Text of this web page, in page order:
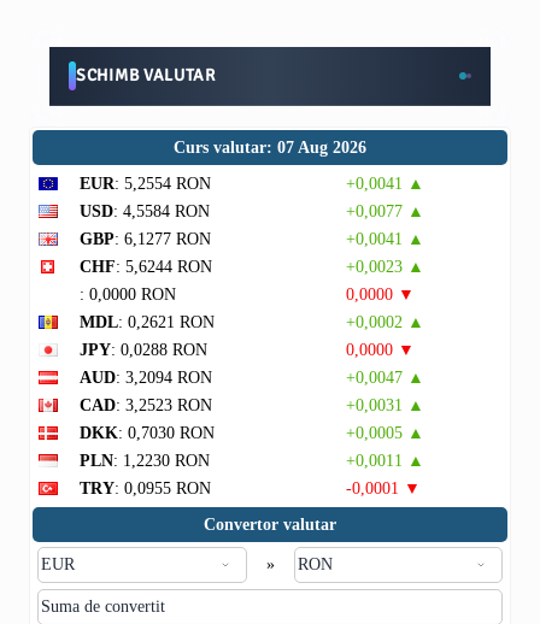
SCHIMB VALUTAR
Curs valutar: 07 Aug 2026
EUR: 5,2554 RON
+0,0041 ▲
USD: 4,5584 RON
+0,0077 ▲
GBP: 6,1277 RON
+0,0041 ▲
CHF: 5,6244 RON
+0,0023 ▲
: 0,0000 RON
0,0000 ▼
MDL: 0,2621 RON
+0,0002 ▲
JPY: 0,0288 RON
0,0000 ▼
AUD: 3,2094 RON
+0,0047 ▲
CAD: 3,2523 RON
+0,0031 ▲
DKK: 0,7030 RON
+0,0005 ▲
PLN: 1,2230 RON
+0,0011 ▲
TRY: 0,0955 RON
-0,0001 ▼
Convertor valutar
»